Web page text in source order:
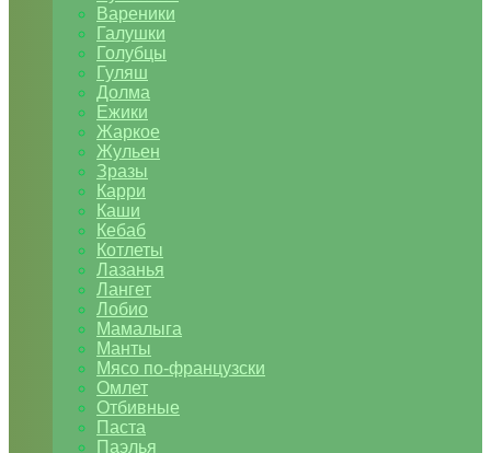
Вареники
Галушки
Голубцы
Гуляш
Долма
Ежики
Жаркое
Жульен
Зразы
Карри
Каши
Кебаб
Котлеты
Лазанья
Лангет
Лобио
Мамалыга
Манты
Мясо по-французски
Омлет
Отбивные
Паста
Паэлья